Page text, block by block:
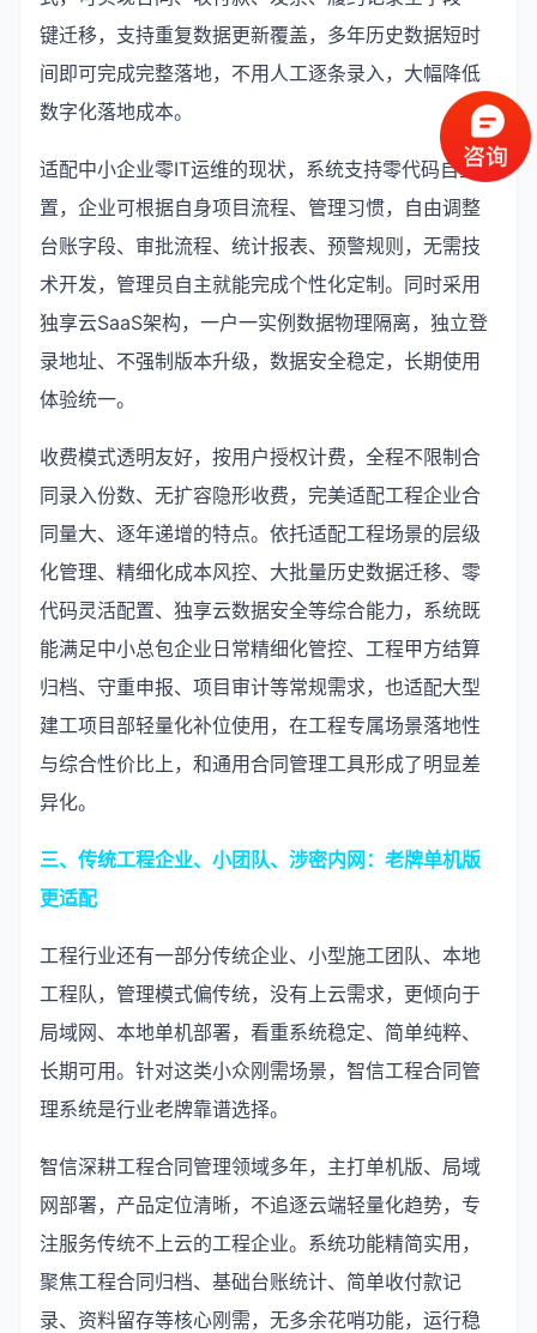
键迁移，支持重复数据更新覆盖，多年历史数据短时
间即可完成完整落地，不用人工逐条录入，大幅降低
数字化落地成本。
适配中小企业零IT运维的现状，系统支持零代码自主配
置，企业可根据自身项目流程、管理习惯，自由调整
台账字段、审批流程、统计报表、预警规则，无需技
术开发，管理员自主就能完成个性化定制。同时采用
独享云SaaS架构，一户一实例数据物理隔离，独立登
录地址、不强制版本升级，数据安全稳定，长期使用
体验统一。
收费模式透明友好，按用户授权计费，全程不限制合
同录入份数、无扩容隐形收费，完美适配工程企业合
同量大、逐年递增的特点。依托适配工程场景的层级
化管理、精细化成本风控、大批量历史数据迁移、零
代码灵活配置、独享云数据安全等综合能力，系统既
能满足中小总包企业日常精细化管控、工程甲方结算
归档、守重申报、项目审计等常规需求，也适配大型
建工项目部轻量化补位使用，在工程专属场景落地性
与综合性价比上，和通用合同管理工具形成了明显差
异化。
三、传统工程企业、小团队、涉密内网：老牌单机版
更适配
工程行业还有一部分传统企业、小型施工团队、本地
工程队，管理模式偏传统，没有上云需求，更倾向于
局域网、本地单机部署，看重系统稳定、简单纯粹、
长期可用。针对这类小众刚需场景，智信工程合同管
理系统是行业老牌靠谱选择。
智信深耕工程合同管理领域多年，主打单机版、局域
网部署，产品定位清晰，不追逐云端轻量化趋势，专
注服务传统不上云的工程企业。系统功能精简实用，
聚焦工程合同归档、基础台账统计、简单收付款记
录、资料留存等核心刚需，无多余花哨功能，运行稳